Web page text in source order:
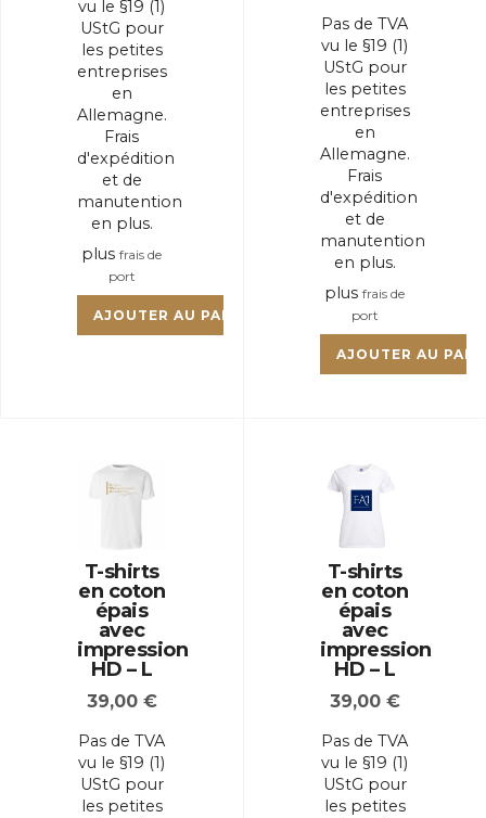
vu le §19 (1)
UStG pour
les petites
entreprises
en
Allemagne.
Frais
d'expédition
et de
manutention
en plus.
plus frais de
port
AJOUTER AU PANIER
Pas de TVA
vu le §19 (1)
UStG pour
les petites
entreprises
en
Allemagne.
Frais
d'expédition
et de
manutention
en plus.
plus frais de
port
AJOUTER AU
T-shirts
en coton
épais
avec
impression
HD – L
39,00 €
Pas de TVA
vu le §19 (1)
UStG pour
les petites
T-shirts
en coton
épais
avec
impression
HD – L
39,00 €
Pas de TVA
vu le §19 (1)
UStG pour
les petites